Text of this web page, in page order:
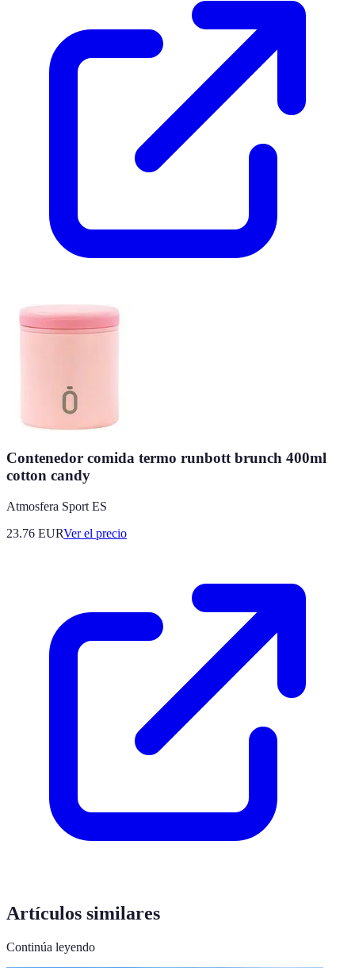
Contenedor comida termo runbott brunch 400ml
cotton candy
Atmosfera Sport ES
23.76 EURVer el precio
Artículos similares
Continúa leyendo